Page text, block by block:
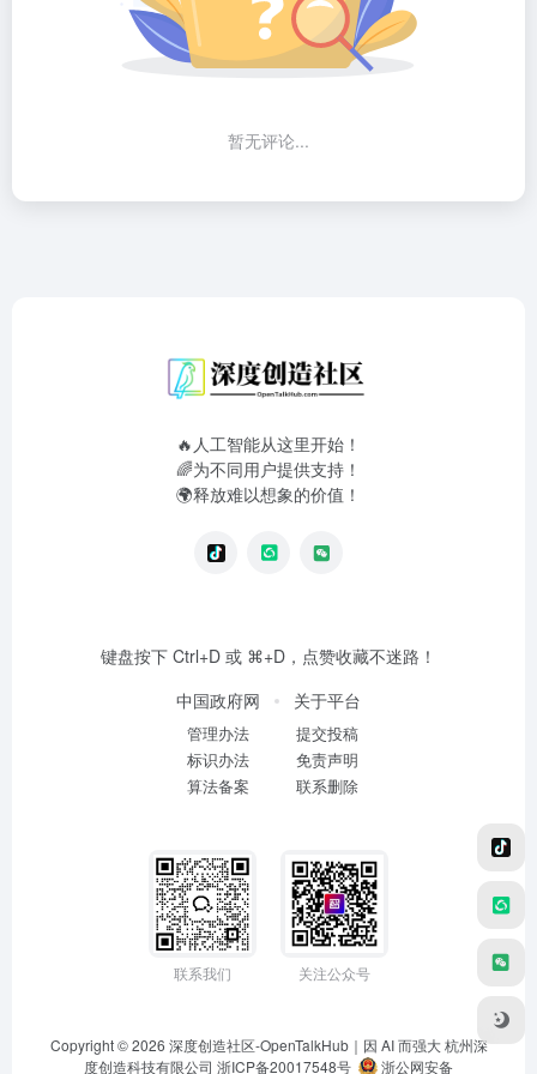
暂无评论...
🔥人工智能从这里开始！
🌈为不同用户提供支持！
🌍释放难以想象的价值！
键盘按下 Ctrl+D 或 ⌘+D，点赞收藏不迷路！
中国政府网
管理办法
标识办法
算法备案
关于平台
提交投稿
免责声明
联系删除
联系我们 关注公众号
Copyright © 2026 深度创造社区-OpenTalkHub｜因 AI 而强大 杭州深
度创造科技有限公司 浙ICP备20017548号
浙公网安备